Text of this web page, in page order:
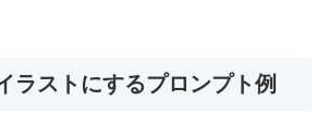
ラストにするプロンプト例